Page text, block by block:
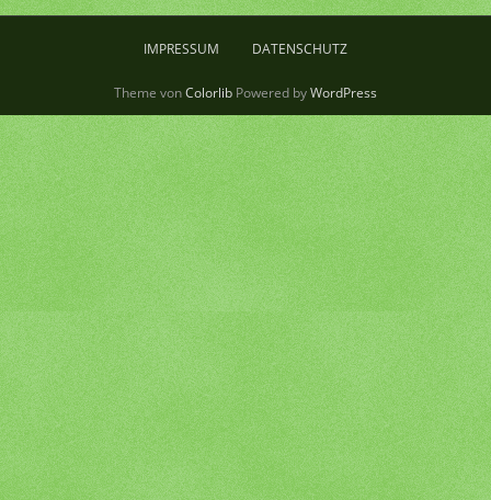
IMPRESSUM DATENSCHUTZ
Theme vonColorlib Powered byWordPress